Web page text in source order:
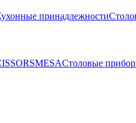
принадлежности
MESAСтоловые